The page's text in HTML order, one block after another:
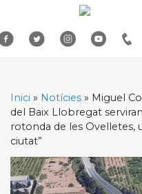
content
Inici » Notícies » Miguel
del Baix Llobregat
rotonda de les Ovelletes,
ciutat”